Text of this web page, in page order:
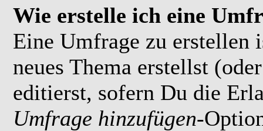
Wie erstelle ich eine
Eine Umfrage zu erstellen
neues Thema erstellst
editierst, sofern Du die
Umfrage hinzufügen-